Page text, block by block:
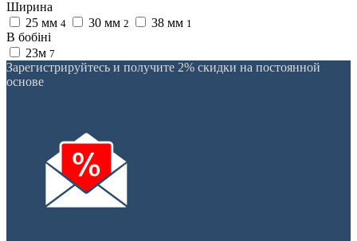
Ширина
25 мм 4 30 мм 2 38 мм 1
В бобіні
23м 7
Зарегистрируйтесь и получите 2% скидки на постоянной
основе